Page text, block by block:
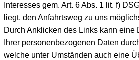
Interesses gem. Art. 6 Abs. 1 lit. f)
liegt, den Anfahrtsweg zu uns
Durch Anklicken des Links kann eine
Ihrer personenbezogenen Daten
welche unter Umständen auch eine